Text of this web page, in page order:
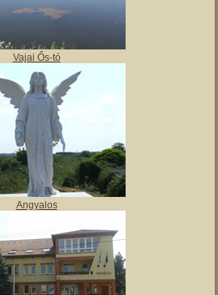
Vajai Ős-tó